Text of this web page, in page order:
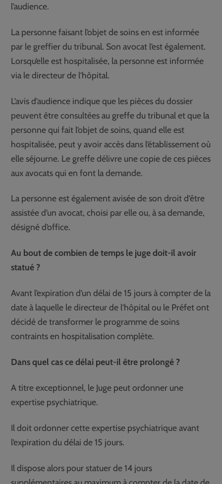
l’audience.
La personne faisant l’objet de soins en est informée
par le greffier du tribunal. Son avocat l’est également.
Lorsqu’elle est hospitalisée, la personne est informée
via le directeur de l’hôpital.
L’avis d’audience indique que les pièces du dossier
peuvent être consultées au greffe du tribunal et que la
personne qui fait l’objet de soins, quand elle est
hospitalisée, peut y avoir accès dans l’établissement où
elle séjourne. Le greffe délivre une copie de ces pièces
aux avocats qui en font la demande.
La personne est également avisée de son droit d’être
assistée d’un avocat, choisi par elle ou, à sa demande,
désigné d’office.
Au bout de combien de temps le juge doit-il avoir
statué ?
Avant l’expiration d’un délai de 15 jours à compter de la
date à laquelle le directeur de l’hôpital ou le Préfet ont
décidé de transformer le programme de soins
contraints en hospitalisation complète.
Dans quel cas ce délai peut-il être prolongé ?
A titre exceptionnel, le Juge peut ordonner une
expertise psychiatrique.
Il doit ordonner cette expertise psychiatrique avant
l’expiration du délai de 15 jours.
Il dispose alors pour statuer de 14 jours